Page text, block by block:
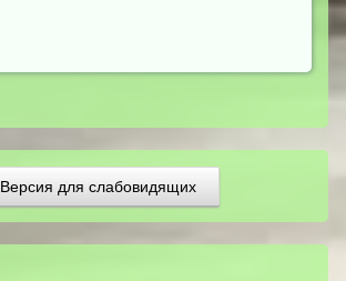
Версия для слабовидящих